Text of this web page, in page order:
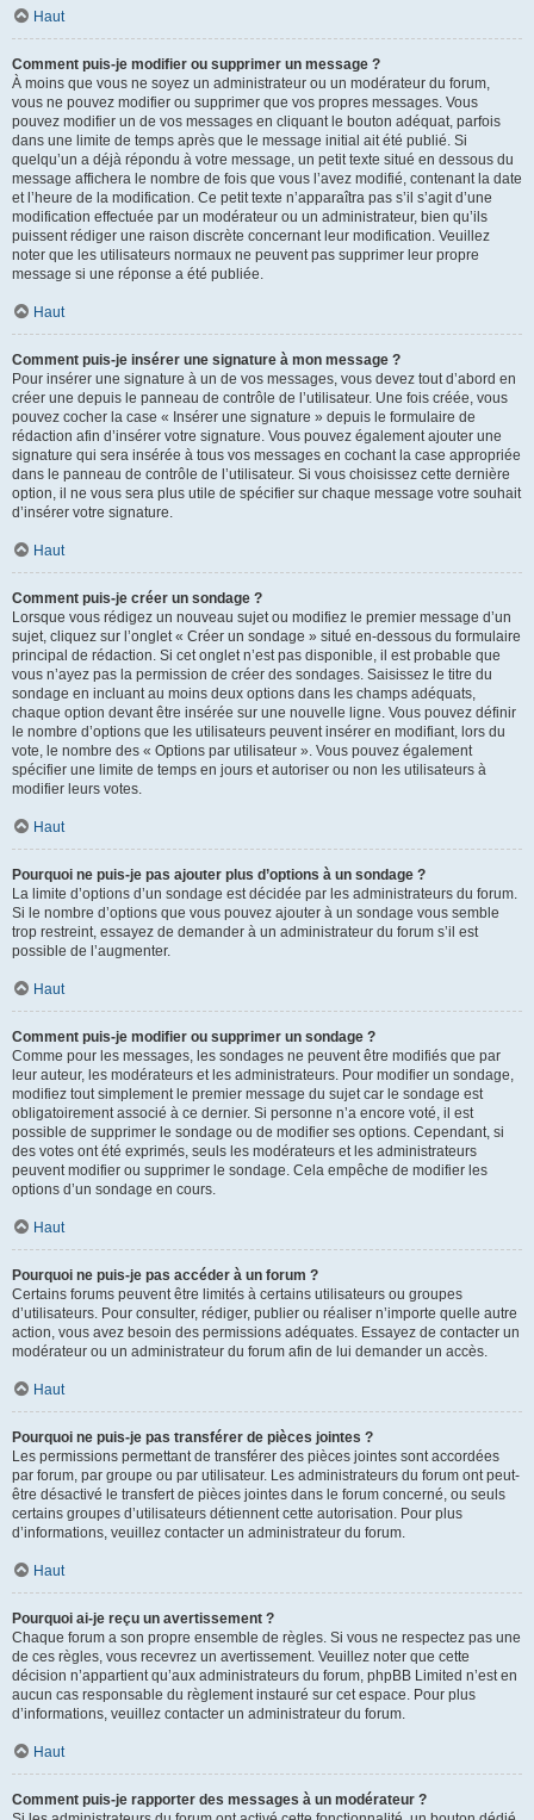
Haut
Comment puis-je modifier ou supprimer un message ?
À moins que vous ne soyez un administrateur ou un modérateur du forum,
vous ne pouvez modifier ou supprimer que vos propres messages. Vous
pouvez modifier un de vos messages en cliquant le bouton adéquat, parfois
dans une limite de temps après que le message initial ait été publié. Si
quelqu’un a déjà répondu à votre message, un petit texte situé en dessous du
message affichera le nombre de fois que vous l’avez modifié, contenant la date
et l’heure de la modification. Ce petit texte n’apparaîtra pas s’il s’agit d’une
modification effectuée par un modérateur ou un administrateur, bien qu’ils
puissent rédiger une raison discrète concernant leur modification. Veuillez
noter que les utilisateurs normaux ne peuvent pas supprimer leur propre
message si une réponse a été publiée.
Haut
Comment puis-je insérer une signature à mon message ?
Pour insérer une signature à un de vos messages, vous devez tout d’abord en
créer une depuis le panneau de contrôle de l’utilisateur. Une fois créée, vous
pouvez cocher la case « Insérer une signature » depuis le formulaire de
rédaction afin d’insérer votre signature. Vous pouvez également ajouter une
signature qui sera insérée à tous vos messages en cochant la case appropriée
dans le panneau de contrôle de l’utilisateur. Si vous choisissez cette dernière
option, il ne vous sera plus utile de spécifier sur chaque message votre souhait
d’insérer votre signature.
Haut
Comment puis-je créer un sondage ?
Lorsque vous rédigez un nouveau sujet ou modifiez le premier message d’un
sujet, cliquez sur l’onglet « Créer un sondage » situé en-dessous du formulaire
principal de rédaction. Si cet onglet n’est pas disponible, il est probable que
vous n’ayez pas la permission de créer des sondages. Saisissez le titre du
sondage en incluant au moins deux options dans les champs adéquats,
chaque option devant être insérée sur une nouvelle ligne. Vous pouvez définir
le nombre d’options que les utilisateurs peuvent insérer en modifiant, lors du
vote, le nombre des « Options par utilisateur ». Vous pouvez également
spécifier une limite de temps en jours et autoriser ou non les utilisateurs à
modifier leurs votes.
Haut
Pourquoi ne puis-je pas ajouter plus d’options à un sondage ?
La limite d’options d’un sondage est décidée par les administrateurs du forum.
Si le nombre d’options que vous pouvez ajouter à un sondage vous semble
trop restreint, essayez de demander à un administrateur du forum s’il est
possible de l’augmenter.
Haut
Comment puis-je modifier ou supprimer un sondage ?
Comme pour les messages, les sondages ne peuvent être modifiés que par
leur auteur, les modérateurs et les administrateurs. Pour modifier un sondage,
modifiez tout simplement le premier message du sujet car le sondage est
obligatoirement associé à ce dernier. Si personne n’a encore voté, il est
possible de supprimer le sondage ou de modifier ses options. Cependant, si
des votes ont été exprimés, seuls les modérateurs et les administrateurs
peuvent modifier ou supprimer le sondage. Cela empêche de modifier les
options d’un sondage en cours.
Haut
Pourquoi ne puis-je pas accéder à un forum ?
Certains forums peuvent être limités à certains utilisateurs ou groupes
d’utilisateurs. Pour consulter, rédiger, publier ou réaliser n’importe quelle autre
action, vous avez besoin des permissions adéquates. Essayez de contacter un
modérateur ou un administrateur du forum afin de lui demander un accès.
Haut
Pourquoi ne puis-je pas transférer de pièces jointes ?
Les permissions permettant de transférer des pièces jointes sont accordées
par forum, par groupe ou par utilisateur. Les administrateurs du forum ont peut-
être désactivé le transfert de pièces jointes dans le forum concerné, ou seuls
certains groupes d’utilisateurs détiennent cette autorisation. Pour plus
d’informations, veuillez contacter un administrateur du forum.
Haut
Pourquoi ai-je reçu un avertissement ?
Chaque forum a son propre ensemble de règles. Si vous ne respectez pas une
de ces règles, vous recevrez un avertissement. Veuillez noter que cette
décision n’appartient qu’aux administrateurs du forum, phpBB Limited n’est en
aucun cas responsable du règlement instauré sur cet espace. Pour plus
d’informations, veuillez contacter un administrateur du forum.
Haut
Comment puis-je rapporter des messages à un modérateur ?